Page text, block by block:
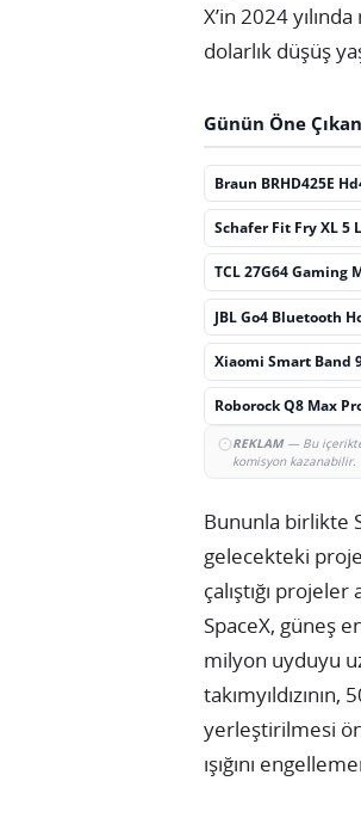
X’in 2024
dolarlık düşüş
Günün Öne
Braun BRHD425E
Schafer Fit Fry XL 5
TCL 27G64
JBL Go4 Bluetooth
Xiaomi Smart Band
Roborock Q8 Max
REKLAM— Bu içerikte
komisyon kazanabilir.
Bununla birlikte
gelecekteki
çalıştığı
SpaceX, güneş
milyon uyduyu
yerleştirilmesi
ışığını